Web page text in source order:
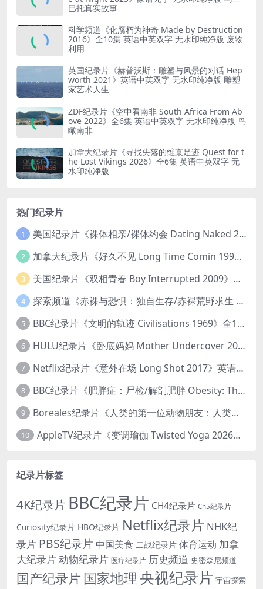
巴托真实故事
科学频道《化腐朽为神奇 Made by Destruction
2016》全10集 英语中英双字 无水印纯净版 废物
利用
英国纪录片《赫普沃斯：雕塑与风景的对话 Hep
worth 2021》英语中英双字 无水印纯净版 雕塑
家艺术人生
ZDF纪录片《空中看南非 South Africa From Ab
ove 2022》全6集 英语中英双字 无水印纯净版 鸟
瞰南非
加拿大纪录片《寻找失落的维京足迹 Quest for t
he Lost Vikings 2026》全6集 英语中英双字 无
水印纯净版
热门纪录片
1 美国纪录片《裸体相亲/裸体约会 Dating Naked 2014-2016》第1-3季全33集 英语中英双字 无水印纯净版 1080P/MKV/85.6G 裸体相亲真人秀
2 加拿大纪录片《好久不见 Long Time Comin 1993》英语中英双字 官方纯净版 1080P/MKV/1G 女同性艺术家
3 美国纪录片《双相青春 Boy Interrupted 2009》英语中英双字 官方纯净版 1080P/MKV/1.43G 青少年躁郁症
4 探索频道《赤裸与恐惧：独自生存/赤裸荒野求生 Naked and Afraid: Solo 2023》第一季全8集 英语中英双字 官方纯净版 高码1080P/MKV/45.4G
5 BBC纪录片《文明的轨迹 Civilisations 1969》全13集 英语中英双字 高清收藏版 1080P/MKV/64.1G 西方艺术史话
6 HULU纪录片《卧底妈妈 Mother Undercover 2023》全4集 英语中英双字 官方纯净版 1080P/MKV/7.6G 拯救孩子
7 Netflix纪录片《意外在场 Long Shot 2017》英语中字 720P/NKV/1.06GB 美国谋杀误判案件
8 BBC纪录片《肥胖症：尸检/解剖肥胖 Obesity: The Post Mortem 2016》英语中英双字 无水印纯净版 1080P/MKV/1.03G
9 Boreales纪录片《人类的第一位动物朋友：人类和狗的神奇故事 Man’s First Friend 2018》英语中英双字 1080P/MP4/1.8G 狗的神奇故事
10 AppleTV纪录片《变调瑜伽 Twisted Yoga 2026》全3集 英语中英双字 无水印纯净版 1080P/MKV/10G 瑜伽大师背后的真相
纪录片标签
4K纪录片 BBC纪录片 CH4纪录片 Ch5纪录片
Curiosity纪录片 HBO纪录片 Netflix纪录片 NHK纪
录片 PBS纪录片 中国美食 二战纪录片 体育运动 加拿
大纪录片动物纪录片 医疗纪录片 历史频道 史密森尼频道
国产纪录片 国家地理 央视纪录片 宇宙探索